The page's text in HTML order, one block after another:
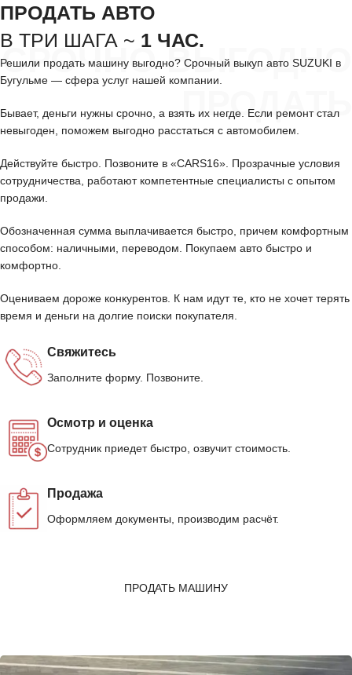
СРОЧНО ВЫГОДНО
ПРОДАТЬ
ПРОДАТЬ АВТО
В ТРИ ШАГА ~ 1 ЧАС.
Решили продать машину выгодно? Срочный выкуп авто SUZUKI в
Бугульме — сфера услуг нашей компании.
Бывает, деньги нужны срочно, а взять их негде. Если ремонт стал
невыгоден, поможем выгодно расстаться с автомобилем.
Действуйте быстро. Позвоните в «CARS16». Прозрачные условия
сотрудничества, работают компетентные специалисты с опытом
продажи.
Обозначенная сумма выплачивается быстро, причем комфортным
способом: наличными, переводом. Покупаем авто быстро и
комфортно.
Оцениваем дороже конкурентов. К нам идут те, кто не хочет терять
время и деньги на долгие поиски покупателя.
Свяжитесь
Заполните форму. Позвоните.
Осмотр и оценка
Сотрудник приедет быстро, озвучит стоимость.
Продажа
Оформляем документы, производим расчёт.
ПРОДАТЬ МАШИНУ